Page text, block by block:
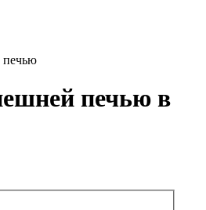
печью
печью в